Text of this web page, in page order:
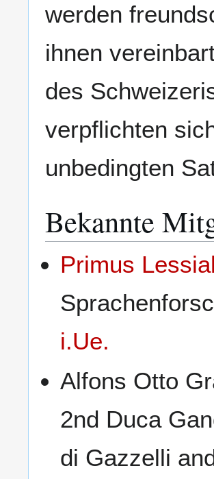
werden
ihnen
des
verpflichten
unbedingten
Bekannte
Primus
i.Ue.
Alfons Otto
2nd Duca
di Gazzelli